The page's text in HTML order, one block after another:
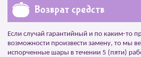
Возврат средств
Если случай гарантийный и по каким-то
возможности произвести замену, то мы
испорченные шары в течении 5 (пяти)